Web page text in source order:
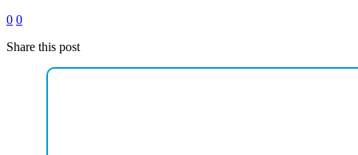
0 0
Share this post